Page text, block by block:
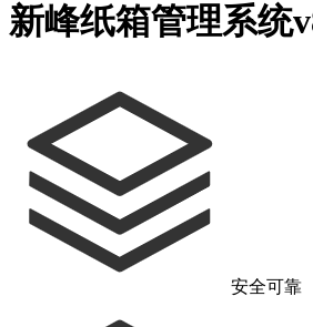
新峰纸箱管理系统
安全可靠